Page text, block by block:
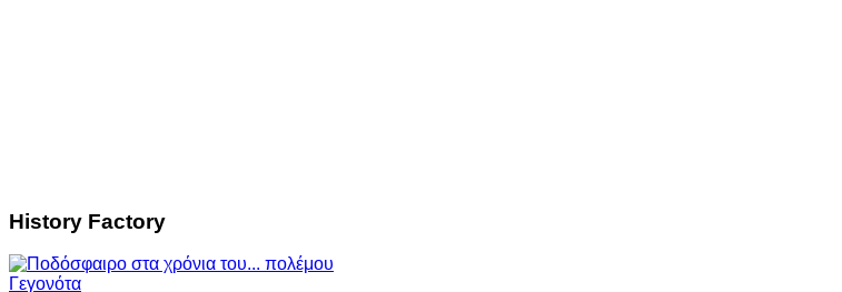
History Factory
Γεγονότα